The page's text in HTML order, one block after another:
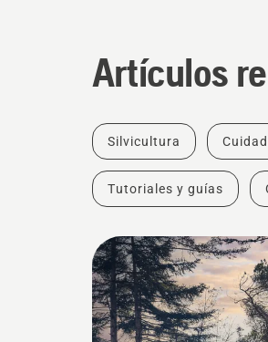
Artículos
Silvicultura
Tutoriales y guías